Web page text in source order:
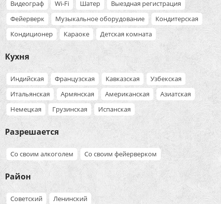
Видеограф
Wi-Fi Шатер
Выездная регистрация
Фейерверк
Музыкальное оборудование
Кондитерская
Кондиционер
Караоке Детская комната
Кухня
Индийская Французская Кавказская
Узбекская
Итальянская
Армянская Американская
Азиатская
Немецкая
Грузинская Испанская
Разрешается
Со своим алкоголем Со своим фейерверком
Район
Советский Ленинский